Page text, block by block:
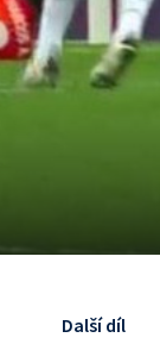
Další díl